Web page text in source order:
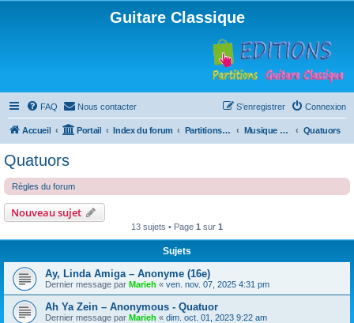
Guitare Classique
FAQ Nous contacter Connexion
S’enregistrer
Accueil Portail Index du forum Partitions pour guitare en libre téléchargement Musique d'ensemble Quatuors
Quatuors
Règles du forum
Nouveau sujet
13 sujets • Page 1 sur 1
Sujets
Ay, Linda Amiga – Anonyme (16e)
Dernier message par Marieh « ven. nov. 07, 2025 4:31 pm
Ah Ya Zein – Anonymous - Quatuor
Dernier message par Marieh « dim. oct. 01, 2023 9:22 am